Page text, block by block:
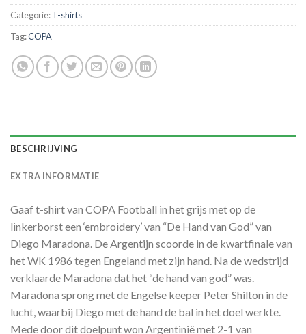
Categorie:T-shirts
Tag:COPA
BESCHRIJVING
EXTRA INFORMATIE
Gaaf t-shirt van COPA Football in het grijs met op de
linkerborst een ‘embroidery’ van “De Hand van God” van
Diego Maradona. De Argentijn scoorde in de kwartfinale van
het WK 1986 tegen Engeland met zijn hand. Na de wedstrijd
verklaarde Maradona dat het “de hand van god” was.
Maradona sprong met de Engelse keeper Peter Shilton in de
lucht, waarbij Diego met de hand de bal in het doel werkte.
Mede door dit doelpunt won Argentinië met 2-1 van